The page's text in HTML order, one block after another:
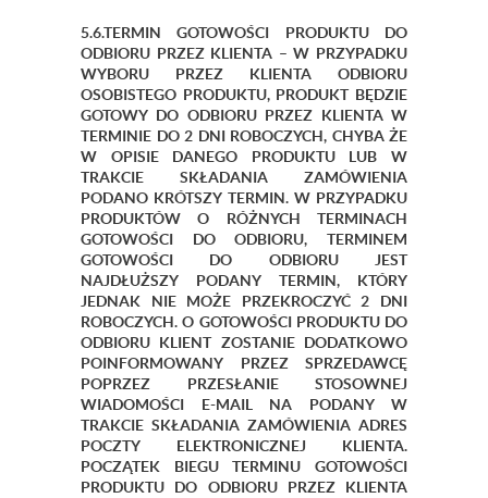
5.6.TERMIN GOTOWOŚCI PRODUKTU DO
ODBIORU PRZEZ KLIENTA – W PRZYPADKU
WYBORU PRZEZ KLIENTA ODBIORU
OSOBISTEGO PRODUKTU, PRODUKT BĘDZIE
GOTOWY DO ODBIORU PRZEZ KLIENTA W
TERMINIE DO 2 DNI ROBOCZYCH, CHYBA ŻE
W OPISIE DANEGO PRODUKTU LUB W
TRAKCIE SKŁADANIA ZAMÓWIENIA
PODANO KRÓTSZY TERMIN. W PRZYPADKU
PRODUKTÓW O RÓŻNYCH TERMINACH
GOTOWOŚCI DO ODBIORU, TERMINEM
GOTOWOŚCI DO ODBIORU JEST
NAJDŁUŻSZY PODANY TERMIN, KTÓRY
JEDNAK NIE MOŻE PRZEKROCZYĆ 2 DNI
ROBOCZYCH. O GOTOWOŚCI PRODUKTU DO
ODBIORU KLIENT ZOSTANIE DODATKOWO
POINFORMOWANY PRZEZ SPRZEDAWCĘ
POPRZEZ PRZESŁANIE STOSOWNEJ
WIADOMOŚCI E-MAIL NA PODANY W
TRAKCIE SKŁADANIA ZAMÓWIENIA ADRES
POCZTY ELEKTRONICZNEJ KLIENTA.
POCZĄTEK BIEGU TERMINU GOTOWOŚCI
PRODUKTU DO ODBIORU PRZEZ KLIENTA